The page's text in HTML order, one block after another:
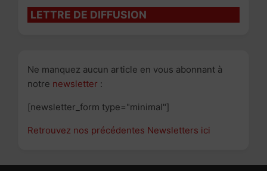
LETTRE DE DIFFUSION
Ne manquez aucun article en vous abonnant à
notre newsletter :
[newsletter_form type="minimal"]
Retrouvez nos précédentes Newsletters ici